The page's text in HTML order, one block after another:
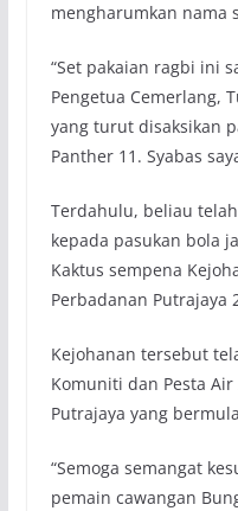
mengharumkan nama
“Set pakaian ragbi ini
Pengetua Cemerlang,
yang turut disaksikan
Panther 11. Syabas
Terdahulu, beliau
kepada pasukan bola
Kaktus sempena
Perbadanan Putrajaya
Kejohanan tersebut
Komuniti dan Pesta
Putrajaya yang
“Semoga semangat
pemain cawangan